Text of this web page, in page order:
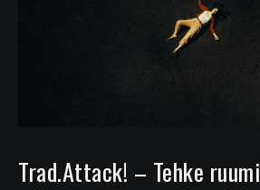
Trad.Attack! – Tehke ruumi